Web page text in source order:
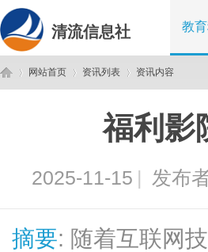
清流信息社 教
网站首页 资讯列表
›
资讯内容
福利影
2025-11-15 | 发布
摘要: 随着互联网